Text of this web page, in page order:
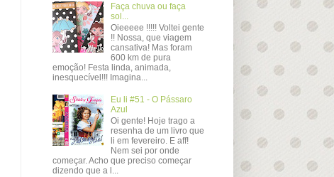
Faça chuva ou faça
sol...
Oieeeee !!!!! Voltei gente
!! Nossa, que viagem
cansativa! Mas foram
600 km de pura
emoção! Festa linda, animada,
inesquecível!!! Imagina...
Eu li #51 - O Pássaro
Azul
Oi gente! Hoje trago a
resenha de um livro que
li em fevereiro. E aff!
Nem sei por onde
começar. Acho que preciso começar
dizendo que a l...